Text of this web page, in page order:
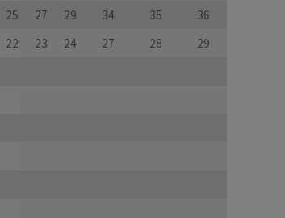
25 27 29 34 35
36
22 23 24 27 28
29